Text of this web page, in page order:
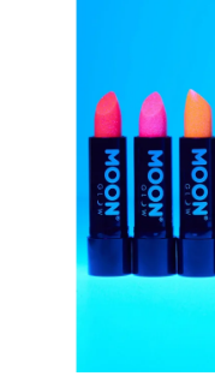
hvězdiček.